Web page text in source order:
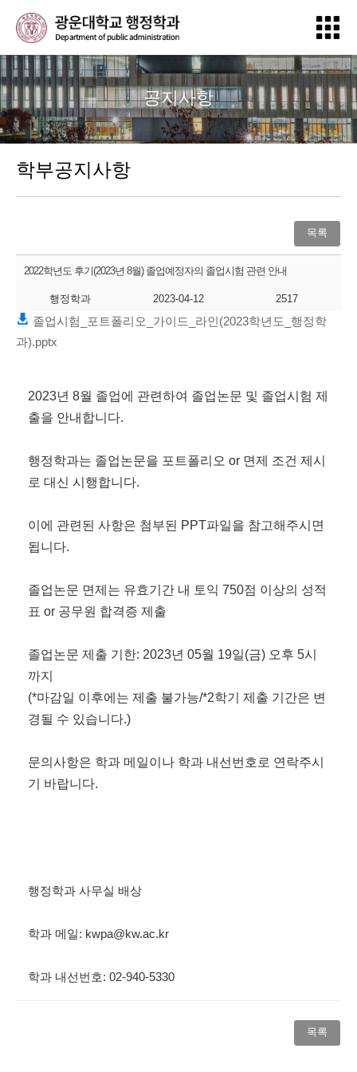
공지사항
학부공지사항
목록
2022학년도 후기(2023년 8월) 졸업예정자의 졸업시험 관련 안내
행정학과 2023-04-12 2517
졸업시험_포트폴리오_가이드_라인(2023학년도_행정학
과).pptx
2023년 8월 졸업에 관련하여 졸업논문 및 졸업시험 제
출을 안내합니다.
행정학과는 졸업논문을 포트폴리오 or 면제 조건 제시
로 대신 시행합니다.
이에 관련된 사항은 첨부된 PPT파일을 참고해주시면
됩니다.
졸업논문 면제는 유효기간 내 토익 750점 이상의 성적
표 or 공무원 합격증 제출
졸업논문 제출 기한: 2023년 05월 19일(금) 오후 5시
까지
(*마감일 이후에는 제출 불가능/*2학기 제출 기간은 변
경될 수 있습니다.)
문의사항은 학과 메일이나 학과 내선번호로 연락주시
기 바랍니다.
행정학과 사무실 배상
학과 메일: kwpa@kw.ac.kr
학과 내선번호: 02-940-5330​ ​
목록